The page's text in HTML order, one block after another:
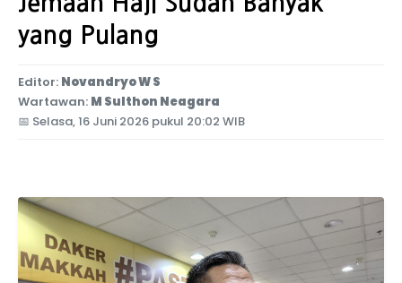
yang Pulang
Editor: Novandryo W S
Wartawan: M Sulthon Neagara
📅 Selasa, 16 Juni 2026 pukul 20:02 WIB